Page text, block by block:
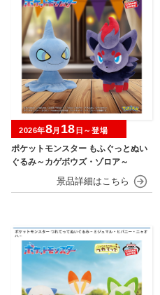
ポケットモンスター もふぐっとぬい
ぐるみ～カゲボウズ・ゾロア～
2026年8月 18 日～登場